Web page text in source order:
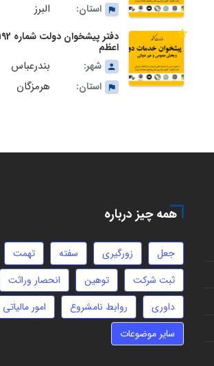
استان: البرز
اعظم
شهر:
بندرعباس
استان: هرمزگان
همه چیز درباره
جعل زورگیری سفته تهمت
ثبت شرکت
توهین انحصار وراثت
داوری
روابط نامشروع
امور مالیاتی
سایر موضوعات